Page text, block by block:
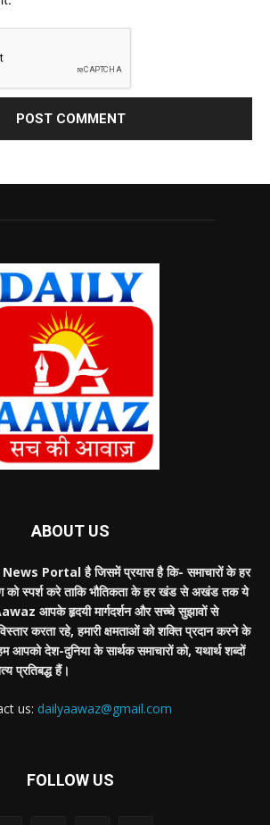
ABOUT US
Portal है जिसमें प्रयास है कि- समाचारों के हर
को स्पर्श करे ताकि भौतिकता के हर खंड से अखंड तक ये
आपके हृदयी मार्गदर्शन और सच्चे सुझावों से
करता रहे, हमारी क्षमताओं को शक्ति प्रदान करने के
देश-दुनिया के सार्थक समाचारों को, यथार्थ शब्दों
प्रतिबद्ध हैं।
us: dailyaawaz@gmail.com
FOLLOW US